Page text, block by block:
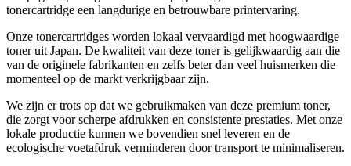
tonercartridge een langdurige en betrouwbare printervaring.
Onze tonercartridges worden lokaal vervaardigd met hoogwaardige
toner uit Japan. De kwaliteit van deze toner is gelijkwaardig aan die
van de originele fabrikanten en zelfs beter dan veel huismerken die
momenteel op de markt verkrijgbaar zijn.
We zijn er trots op dat we gebruikmaken van deze premium toner,
die zorgt voor scherpe afdrukken en consistente prestaties. Met onze
lokale productie kunnen we bovendien snel leveren en de
ecologische voetafdruk verminderen door transport te minimaliseren.